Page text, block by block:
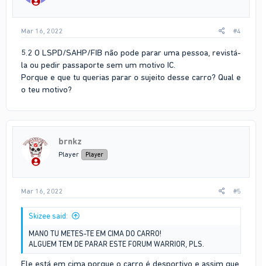
Mar 16, 2022 #4
5.2 O LSPD/SAHP/FIB não pode parar uma pessoa, revistá-
la ou pedir passaporte sem um motivo IC.
Porque e que tu querias parar o sujeito desse carro? Qual e
o teu motivo?
brnkz
Player Player
Mar 16, 2022 #5
Skizee said:
MANO TU METES-TE EM CIMA DO CARRO!
ALGUEM TEM DE PARAR ESTE FORUM WARRIOR, PLS.
Ele está em cima porque o carro é desportivo e assim que